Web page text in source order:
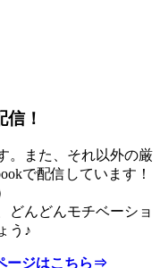
！
。また、それ以外の厳
で配信しています！
どんどんモチベーショ
う♪
ージはこちら⇒